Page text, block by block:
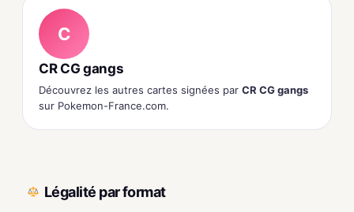
C
CR CG gangs
Découvrez les autres cartes signées par CR CG gangs
sur Pokemon-France.com.
Légalité par format